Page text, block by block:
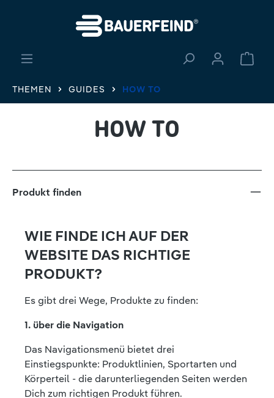
THEMEN GUIDES HOW TO
HOW TO
Produkt finden
WIE FINDE ICH AUF DER
WEBSITE DAS RICHTIGE
PRODUKT?
Es gibt drei Wege, Produkte zu finden:
1. über die Navigation
Das Navigationsmenü bietet drei
Einstiegspunkte: Produktlinien, Sportarten und
Körperteil - die darunterliegenden Seiten werden
Dich zum richtigen Produkt führen.